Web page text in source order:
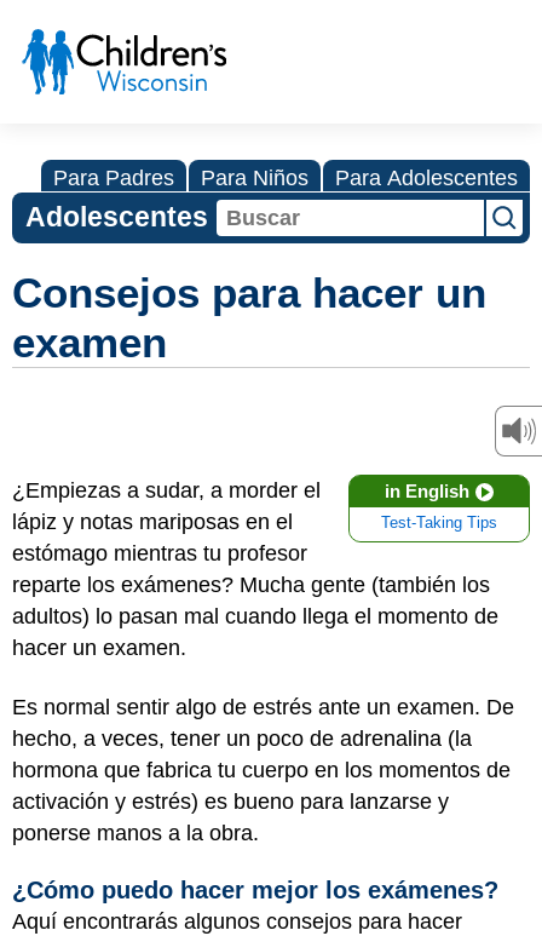
Para Padres Para Niños Para Adolescentes
Adolescentes
Consejos para hacer un
examen
in English
Test-Taking Tips
¿Empiezas a sudar, a morder el
lápiz y notas mariposas en el
estómago mientras tu profesor
reparte los exámenes? Mucha gente (también los
adultos) lo pasan mal cuando llega el momento de
hacer un examen.
Es normal sentir algo de estrés ante un examen. De
hecho, a veces, tener un poco de adrenalina (la
hormona que fabrica tu cuerpo en los momentos de
activación y estrés) es bueno para lanzarse y
ponerse manos a la obra.
¿Cómo puedo hacer mejor los exámenes?
Aquí encontrarás algunos consejos para hacer